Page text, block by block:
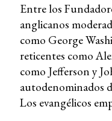
Entre los
anglicanos
como George
reticentes como
como Jefferson y
autodenominados
Los evangélicos